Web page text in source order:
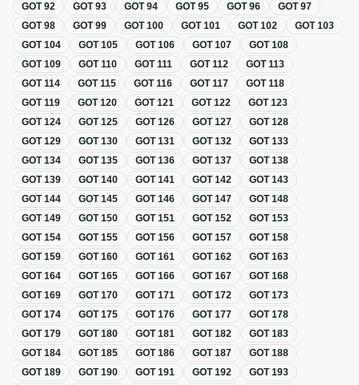
GOT92 GOT93 GOT94 GOT95 GOT96 GOT97
GOT98 GOT99 GOT100 GOT101 GOT102 GOT103
GOT104 GOT105 GOT106 GOT107 GOT108
GOT109 GOT110 GOT111 GOT112 GOT113
GOT114 GOT115 GOT116 GOT117 GOT118
GOT119 GOT120 GOT121 GOT122 GOT123
GOT124 GOT125 GOT126 GOT127 GOT128
GOT129 GOT130 GOT131 GOT132 GOT133
GOT134 GOT135 GOT136 GOT137 GOT138
GOT139 GOT140 GOT141 GOT142 GOT143
GOT144 GOT145 GOT146 GOT147 GOT148
GOT149 GOT150 GOT151 GOT152 GOT153
GOT154 GOT155 GOT156 GOT157 GOT158
GOT159 GOT160 GOT161 GOT162 GOT163
GOT164 GOT165 GOT166 GOT167 GOT168
GOT169 GOT170 GOT171 GOT172 GOT173
GOT174 GOT175 GOT176 GOT177 GOT178
GOT179 GOT180 GOT181 GOT182 GOT183
GOT184 GOT185 GOT186 GOT187 GOT188
GOT189 GOT190 GOT191 GOT192 GOT193